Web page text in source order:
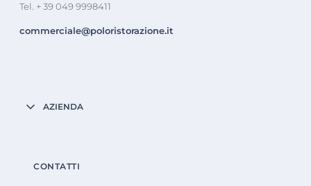
Tel. + 39 049 9998411
commerciale@poloristorazione.it
AZIENDA
CONTATTI